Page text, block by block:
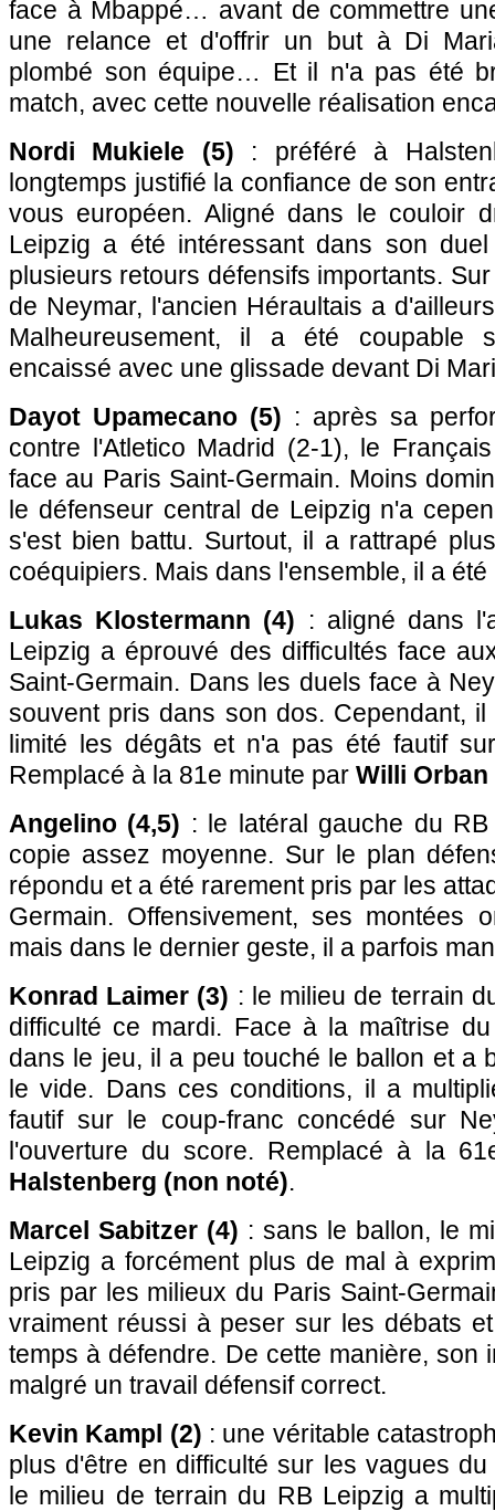
face à Mbappé… avant de commettre
une relance et d'offrir un but à Di
plombé son équipe… Et il n'a pas été
match, avec cette nouvelle réalisation
Nordi Mukiele (5) : préféré à
longtemps justifié la confiance de son
vous européen. Aligné dans le couloir
Leipzig a été intéressant dans son
plusieurs retours défensifs importants.
de Neymar, l'ancien Héraultais a
Malheureusement, il a été coupable
encaissé avec une glissade devant Di
Dayot Upamecano (5) : après sa
contre l'Atletico Madrid (2-1), le
face au Paris Saint-Germain. Moins
le défenseur central de Leipzig n'a
s'est bien battu. Surtout, il a rattrapé
coéquipiers. Mais dans l'ensemble, il a
Lukas Klostermann (4) : aligné dans
Leipzig a éprouvé des difficultés face
Saint-Germain. Dans les duels face à
souvent pris dans son dos. Cependant,
limité les dégâts et n'a pas été fautif
Remplacé à la 81e minute par Willi
Angelino (4,5) : le latéral gauche du
copie assez moyenne. Sur le plan
répondu et a été rarement pris par les
Germain. Offensivement, ses montées
mais dans le dernier geste, il a parfois
Konrad Laimer (3) : le milieu de terrain
difficulté ce mardi. Face à la maîtrise
dans le jeu, il a peu touché le ballon et a
le vide. Dans ces conditions, il a
fautif sur le coup-franc concédé sur
l'ouverture du score. Remplacé à la
Halstenberg (non noté).
Marcel Sabitzer (4) : sans le ballon, le
Leipzig a forcément plus de mal à
pris par les milieux du Paris Saint-
vraiment réussi à peser sur les débats
temps à défendre. De cette manière, son
malgré un travail défensif correct.
Kevin Kampl (2) : une véritable
plus d'être en difficulté sur les vagues
le milieu de terrain du RB Leipzig a